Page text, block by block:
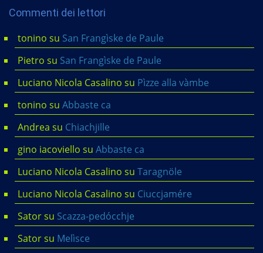
Commenti dei lettori
tonino su San Frangìske de Paule
Pietro su San Frangìske de Paule
Luciano Nicola Casalino su Pìzze alla vàmbe
tonino su Abbaste ca
Andrea su Chiachjille
gino iacoviello su Abbaste ca
Luciano Nicola Casalino su Taragnöle
Luciano Nicola Casalino su Ciuccjamére
Satorsu Scazza-pedócchje
Satorsu Melìsce